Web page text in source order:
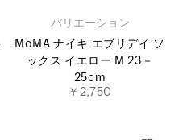
バリエーション
MoMA ナイキ エブリデイ ソ
ックス イエロー M 23－
25cm
￥2,750